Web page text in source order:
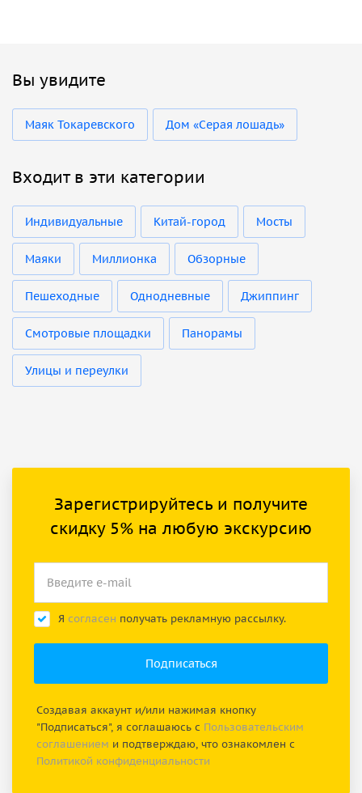
Вы увидите
Маяк Токаревского Дом «Серая лошадь»
Входит в эти категории
Индивидуальные Китай-город Мосты
Маяки Миллионка Обзорные
Пешеходные Однодневные Джиппинг
Смотровые площадки Панорамы
Улицы и переулки
Зарегистрируйтесь и получите
скидку 5% на любую экскурсию
Я согласен получать рекламную рассылку.
Создавая аккаунт и/или нажимая кнопку
"Подписаться", я соглашаюсь с Пользовательским
соглашением и подтверждаю, что ознакомлен с
Политикой конфиденциальности